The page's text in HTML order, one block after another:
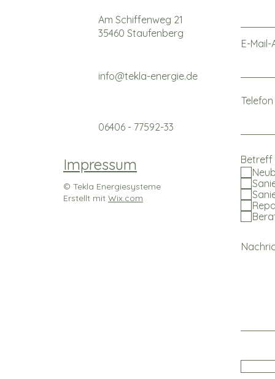
Am Schiffenweg 21
35460 Staufenberg
info@tekla-energie.de
06406 - 77592-33
Impressum
© Tekla Energiesysteme
Erstellt mit Wix.com
E-
Telefon
Betreff